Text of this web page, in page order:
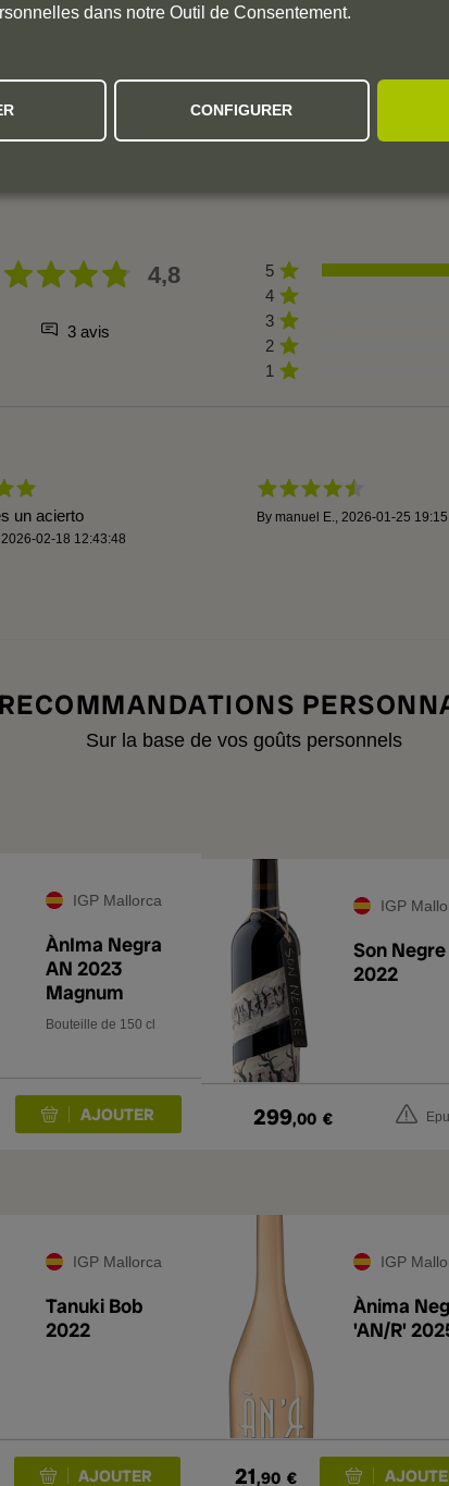
4,8
3 avis
5
4
3
2
1
un acierto
2026-02-18 12:43:48
By manuel E., 2026-01-25
Sur la base de vos goûts personnels
IGP Mallorca
ÀnIma Negra
AN 2023
Magnum
Bouteille de 150 cl
IGP
Son Negre
2022
299,00 €
IGP Mallorca
Tanuki Bob
2022
IGP
Ànima
'AN/R'
21,90 €
dans notre Outil de Consentement.
CONFIGURER